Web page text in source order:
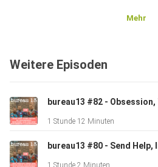
3:15 Masters of the Universe
16:24 Star Wars: Maul -
Mehr
Weitere Episoden
1 Stunde 12 Minuten
1 Stunde 2 Minuten